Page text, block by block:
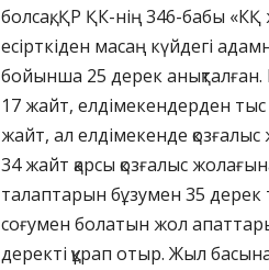
болсақ, ҚР ҚК-нің 346-бабы «КҚ
есірткіден масаң күйдегі
бойынша 25 дерек
17 жайт, елдімекендерден
жайт, ал елдімекенде
34 жайт қарсы қозғалыс
талаптарын бұзумен 35 дерек
соғумен болатын жол
деректі құрап отыр. Жыл